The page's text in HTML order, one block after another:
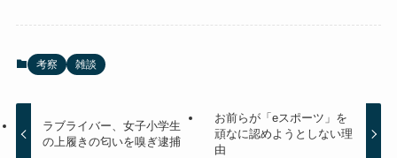
考察 雑談
ラブライバー、女子小学生
の上履きの匂いを嗅ぎ逮捕
お前らが「eスポーツ」を
頑なに認めようとしない理
由